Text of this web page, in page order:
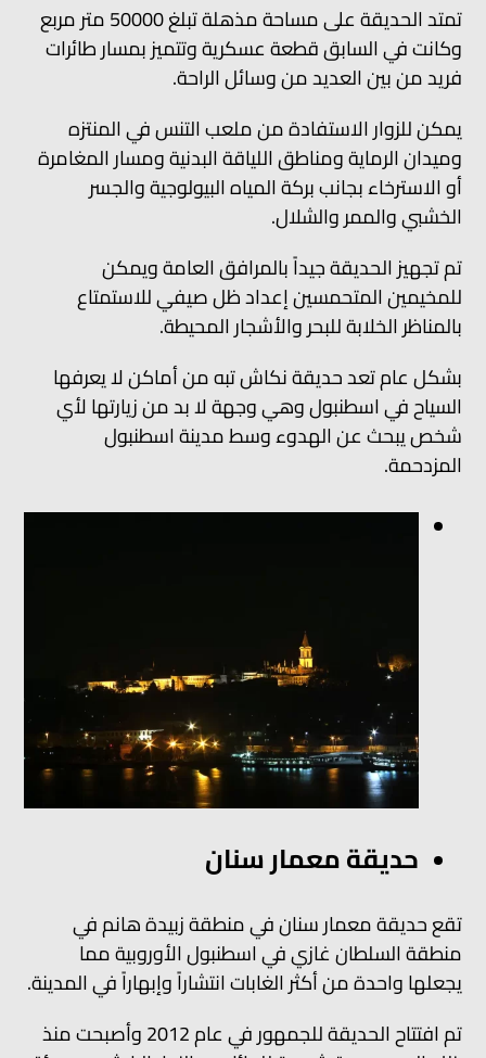
تمتد الحديقة على مساحة مذهلة تبلغ 50000 متر مربع
وكانت في السابق قطعة عسكرية وتتميز بمسار طائرات
فريد من بين العديد من وسائل الراحة.
يمكن للزوار الاستفادة من ملعب التنس في المنتزه
وميدان الرماية ومناطق اللياقة البدنية ومسار المغامرة
أو الاسترخاء بجانب بركة المياه البيولوجية والجسر
الخشبي والممر والشلال.
تم تجهيز الحديقة جيداً بالمرافق العامة ويمكن
للمخيمين المتحمسين إعداد ظل صيفي للاستمتاع
بالمناظر الخلابة للبحر والأشجار المحيطة.
بشكل عام تعد حديقة نكاش تبه من أماكن لا يعرفها
السياح في اسطنبول وهي وجهة لا بد من زيارتها لأي
شخص يبحث عن الهدوء وسط مدينة اسطنبول
المزدحمة.
حديقة معمار سنان
تقع حديقة معمار سنان في منطقة زبيدة هانم في
منطقة السلطان غازي في اسطنبول الأوروبية مما
يجعلها واحدة من أكثر الغابات انتشاراً وإبهاراً في المدينة.
تم افتتاح الحديقة للجمهور في عام 2012 وأصبحت منذ